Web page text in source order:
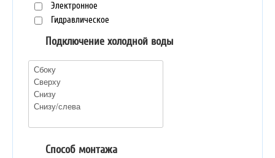
Электронное
Гидравлическое
Подключение холодной воды
Способ монтажа